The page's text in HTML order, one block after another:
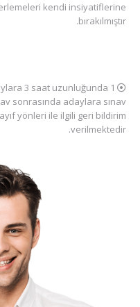
kendi insiyatiflerine
bırakılmıştır.
3 saat uzunluğunda 1
sonrasında adaylara sınav
yönleri ile ilgili geri bildirim
verilmektedir.